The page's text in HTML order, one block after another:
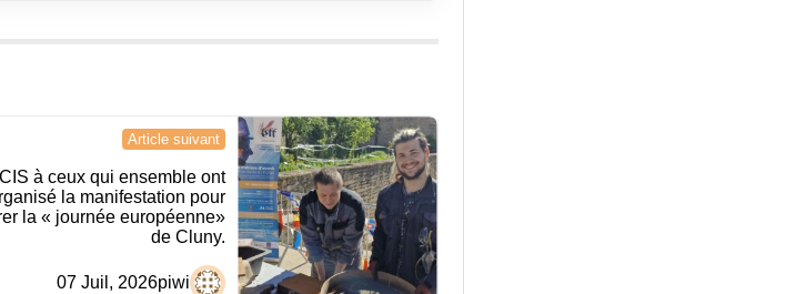
Article suivant
à ceux qui ensemble ont
la manifestation pour
la « journée européenne»
de Cluny.
piwi
07 Juil, 2026